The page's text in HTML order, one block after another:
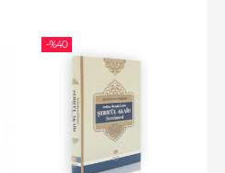
-%40